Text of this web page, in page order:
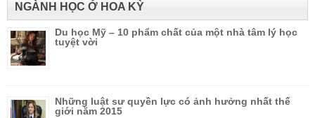
NGÀNH HỌC Ở HOA KỲ
Du học Mỹ – 10 phẩm chất của một nhà tâm lý học
tuyệt vời
Những luật sư quyền lực có ảnh hưởng nhất thế
giới năm 2015